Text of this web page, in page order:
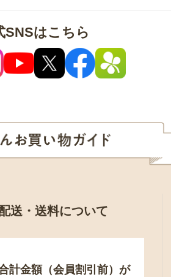
SNSはこちら
送・送料について
計金額（会員割引前）が